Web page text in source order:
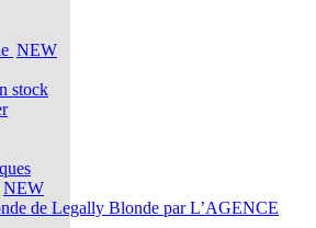
NEW
stock
NEW
de Legally Blonde par L’AGENCE